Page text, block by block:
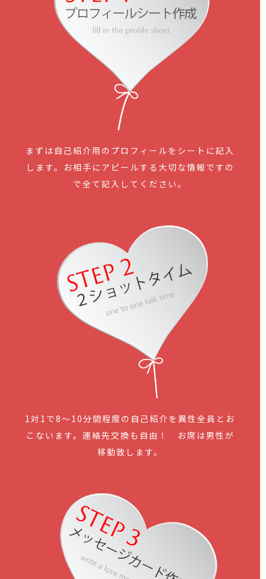
まずは自己紹介用のプロフィールをシートに記入
します。お相手にアピールする大切な情報ですの
で全て記入してください。
1対1で8～10分間程度の自己紹介を異性全員とお
こないます。連絡先交換も自由！ お席は男性が
移動致します。